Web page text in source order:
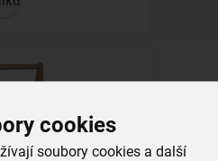
cookies
soubory cookies a další
dochucovadla